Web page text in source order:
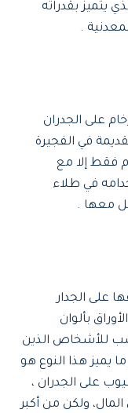
يتميز بقدراته
.
على الجدران
في الفجيرة
فقط إلا مع
في طلاء
معها .
على الجدار
بألوان
للأشخاص الذين
يميز هذا النوع هو
على الجدران ،
ولكن من أكبر